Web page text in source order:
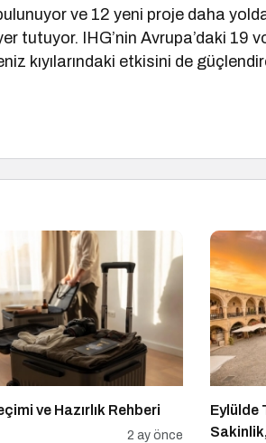
ve 12 yeni proje daha
tutuyor. IHG’nin Avrupa’daki 19
kıyılarındaki etkisini de
ve Hazırlık Rehberi
2 ay önce
Eylülde